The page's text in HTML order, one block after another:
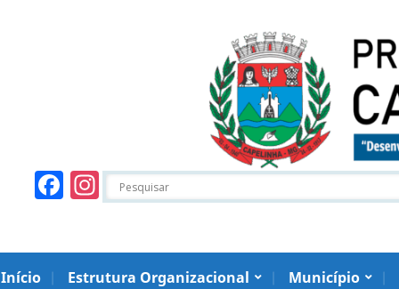
Facebook
Instagram
Início Estrutura Organizacional Município